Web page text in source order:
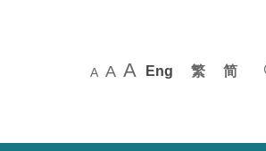
A A A Eng 繁 简